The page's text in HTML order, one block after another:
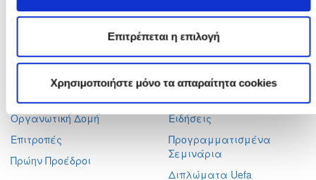
Επιτρέπεται η επιλογή
Χρησιμοποιήστε μόνο τα απαραίτητα cookies
Τηλ. :+357 22352341 , +357 77771606
+357 22590544
Ταχ. Διεύθυνση :Τ.Θ. 25071, 1306 - Λευκωσία Κύπρος
Ηλ. Ταχυδρομείο :
info@cfa.com.cy
Οργανωτική Δομή
Επιτροπές
Πρώην Προέδροι
Ειδήσεις
Προγραμματισμένα
Σεμινάρια
Διπλώματα Uefa